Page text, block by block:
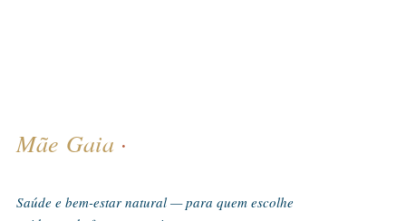
Mãe Gaia ·
Saúde e bem-estar natural — para quem escolhe